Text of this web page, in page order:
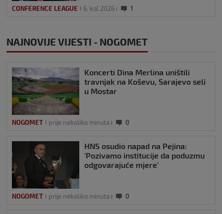
CONFERENCE LEAGUE 6. kol 2026 1
NAJNOVIJE VIJESTI - NOGOMET
Koncerti Dina Merlina uništili
travnjak na Koševu, Sarajevo seli
u Mostar
NOGOMET prije nekoliko minuta 0
HNS osudio napad na Pejina:
‘Pozivamo institucije da poduzmu
odgovarajuće mjere’
NOGOMET prije nekoliko minuta 0